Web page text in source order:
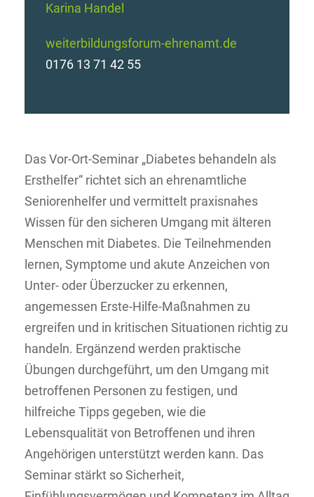
Karina Handel
weiterbildungsforum-ehrenamt.de
0176 13 71 42 55
Das Vor-Ort-Seminar „Diabetes behandeln als
Ersthelfer“ richtet sich an ehrenamtliche
Seniorenhelfer und vermittelt praxisnahes
Wissen für den sicheren Umgang mit älteren
Menschen mit Diabetes. Die Teilnehmenden
lernen, Symptome und akute Anzeichen von
Unter- oder Überzucker zu erkennen,
angemessen Erste-Hilfe-Maßnahmen zu
ergreifen und in kritischen Situationen richtig zu
handeln. Ergänzend werden praktische
Übungen durchgeführt, um den Umgang mit
betroffenen Personen zu festigen, und
hilfreiche Tipps gegeben, wie die
Lebensqualität von Betroffenen und ihren
Angehörigen unterstützt werden kann. Das
Seminar stärkt so Sicherheit,